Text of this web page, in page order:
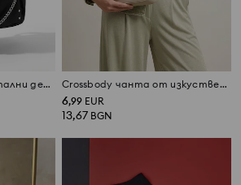
Раница с верига и метални детайли Crossbody чанта от изкуствена кожа
6,99 EUR
13,67 BGN